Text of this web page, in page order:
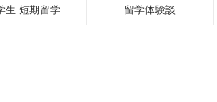
生 短期留学 留学体験談